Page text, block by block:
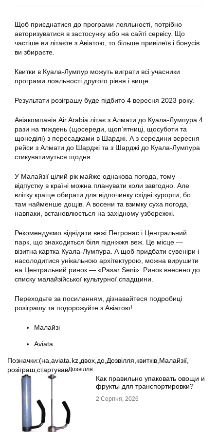
Щоб приєднатися до програми лояльності, потрібно
авторизуватися в застосунку або на сайті сервісу. Що
частіше ви літаєте з Авіатою, то більше привілеїв і бонусів
ви збираєте.
Квитки в Куала-Лумпур можуть виграти всі учасники
програми лояльності другого рівня і вище.
Результати розіграшу буде підбито 4 вересня 2023 року.
Авіакомпанія Air Arabia літає з Алмати до Куала-Лумпура 4
рази на тиждень (щосереди, щоп’ятниці, щосуботи та
щонеділі) з пересадками в Шарджі. А з середини вересня
рейси з Алмати до Шарджі та з Шарджі до Куала-Лумпура
стикуватимуться щодня.
У Малайзії цілий рік майже однакова погода, тому
відпустку в країні можна планувати коли завгодно. Але
влітку краще обирати для відпочинку східні курорти, бо
там найменше дощів. А восени та взимку суха погода,
навпаки, встановлюється на західному узбережжі.
Рекомендуємо відвідати вежі Петронас і Центральний
парк, що знаходиться біля підніжжя веж. Це місце —
візитна картка Куала-Лумпура. А щоб придбати сувеніри і
насолодитися унікальною архітектурою, можна вирушити
на Центральний ринок — «Pasar Seni». Ринок внесено до
списку малайзійської культурної спадщини.
Переходьте за посиланням, дізнавайтеся подробиці
розіграшу та подорожуйте з Авіатою!
Малайзі
Aviata
Позначки:(на,aviata.kz,двох,до,Дозвілля,квитків,Малайзії,
розіграш,стартувавДозвілля
Как правильно упаковать овощи и
фрукты для транспортировки?
2 Серпня, 2026